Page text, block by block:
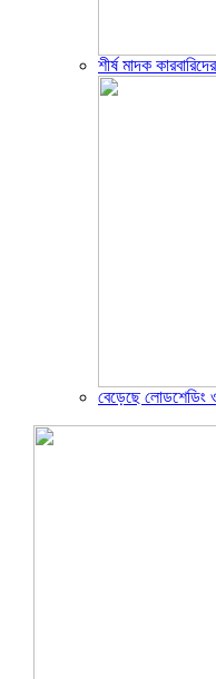
শীর্ষ মাদক
বেড়েছে লোডশেডিং